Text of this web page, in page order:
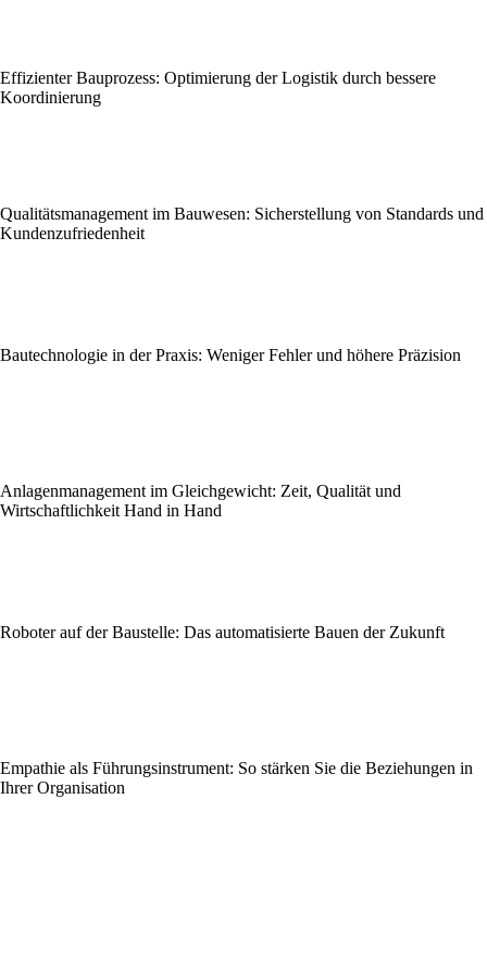
Effizienter Bauprozess: Optimierung der Logistik durch bessere
Koordinierung
Qualitätsmanagement im Bauwesen: Sicherstellung von Standards und
Kundenzufriedenheit
Bautechnologie in der Praxis: Weniger Fehler und höhere Präzision
Anlagenmanagement im Gleichgewicht: Zeit, Qualität und
Wirtschaftlichkeit Hand in Hand
Roboter auf der Baustelle: Das automatisierte Bauen der Zukunft
Empathie als Führungsinstrument: So stärken Sie die Beziehungen in
Ihrer Organisation